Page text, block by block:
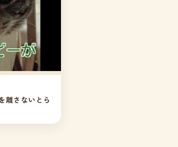
離さないとら